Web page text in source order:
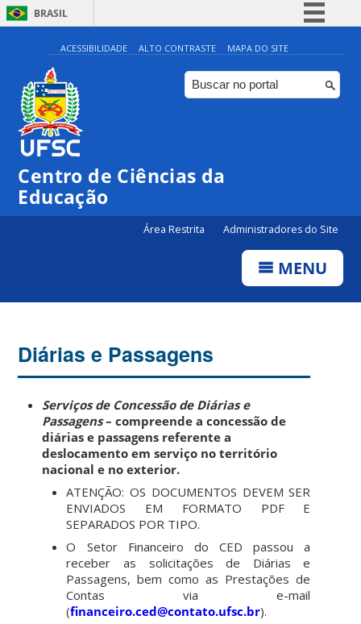
BRASIL
Simplifique!
Comunica BR
Participe
ACESSIBILIDADE ALTO CONTRASTE MAPA DO SITE
Centro de Ciências da
Educação
Área Restrita Administradores do Site
MENU
Diárias e Passagens
Serviços de Concessão de Diárias e
Passagens– compreende a concessão de
diárias e passagens referente a
deslocamento em serviço no território
nacional e no exterior.
ATENÇÃO: OS DOCUMENTOS DEVEM SER
ENVIADOS EM FORMATO PDF E
SEPARADOS POR TIPO.
O Setor Financeiro do CED passou a
receber as solicitações de Diárias e
Passagens, bem como as Prestações de
Contas via e-mail
(financeiro.ced@contato.ufsc.br).